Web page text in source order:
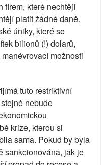
firem, které nechtějí
platit žádné daně.
úniky, které se
bilionů (!) dolarů,
možnosti
tuto restriktivní
nebude
krize, kterou si
sama. Pokud by byla
sankcionována, jak je